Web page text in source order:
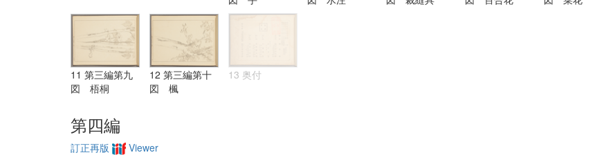
11 第三編第九
図 梧桐
12 第三編第十
図 楓
13 奥付
第四編
訂正再版 Viewer